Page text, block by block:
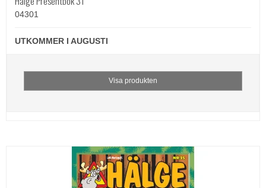
04301
UTKOMMER I AUGUSTI
Visa produkten